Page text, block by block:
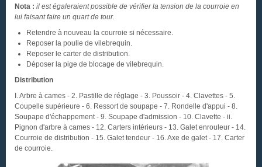
Nota : il est égaleraient possible de vérifier la tension de la courroie en
lui faisant faire un quart de tour.
Retendre à nouveau la courroie si nécessaire.
Reposer la poulie de vilebrequin.
Reposer le carter de distribution.
Déposer la pige de blocage de vilebrequin.
Distribution
I. Arbre à cames - 2. Pastille de réglage - 3. Poussoir - 4. Clavettes - 5.
Coupelle supérieure - 6. Ressort de soupape - 7. Rondelle d'appui - 8.
Soupape d'échappement - 9. Soupape d'admission - 10. Clavette - ii.
Pignon d'arbre à cames - 12. Carters intérieurs - 13. Galet enrouleur - 14.
Courroie de distribution - 15. Galet tendeur - 16. Axe de galet - 17. Carter
de courroie.